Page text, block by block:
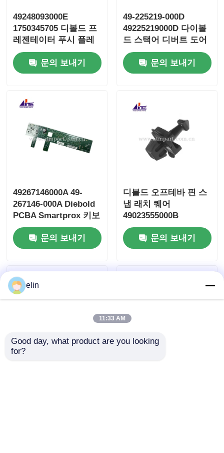
49248093000E
1750345705 디볼드 프
레젠테이터 푸시 플레
이트 ATM 부품
문의 보내기
49-225219-000D
49225219000D 다이볼
드 스택어 디버트 도어
ATM 부품
문의 보내기
49267146000A 49-
267146-000A Diebold
PCBA Smartprox 키보
드 2.0
문의 보내기
디볼드 오프테바 핀 스
냅 래치 퀘어
49023555000B
49023555000D
문의 보내기
elin
11:33 AM
Good day, what product are you looking
for?